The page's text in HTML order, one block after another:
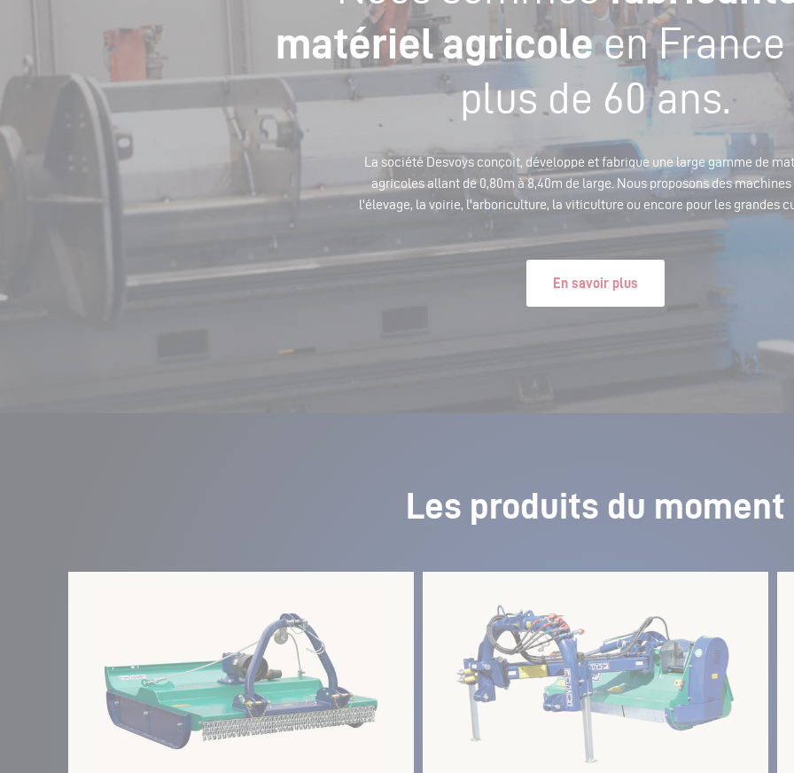
matériel agricoleen France
plus de 60 ans.
La société Desvoys conçoit, développe et fabrique une large gamme de
agricoles allant de 0,80m à 8,40m de large. Nous proposons des machines
l'élevage, la voirie, l'arboriculture, la viticulture ou encore pour les grandes
En savoir plus
Les produits du moment